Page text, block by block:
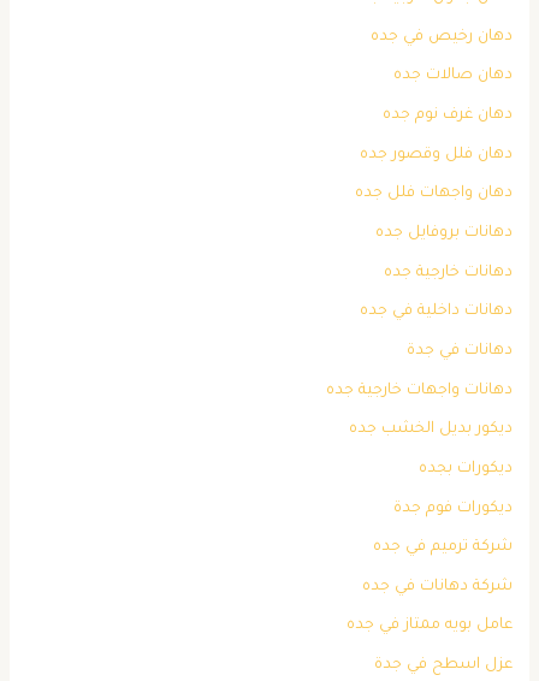
دهان رخيص في جده
دهان صالات جده
دهان غرف نوم جده
دهان فلل وقصور جده
دهان واجهات فلل جده
دهانات بروفايل جده
دهانات خارجية جده
دهانات داخلية في جده
دهانات في جدة
دهانات واجهات خارجية جده
ديكور بديل الخشب جده
ديكورات بجده
ديكورات فوم جدة
شركة ترميم في جده
شركة دهانات في جده
عامل بويه ممتاز في جده
عزل اسطح في جدة